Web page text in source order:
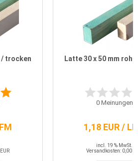
/ trocken Latte 30 x 50 mm roh
0Meinungen
1,18 EUR /
incl. 19 % MwSt.
Versandkosten: 0,00